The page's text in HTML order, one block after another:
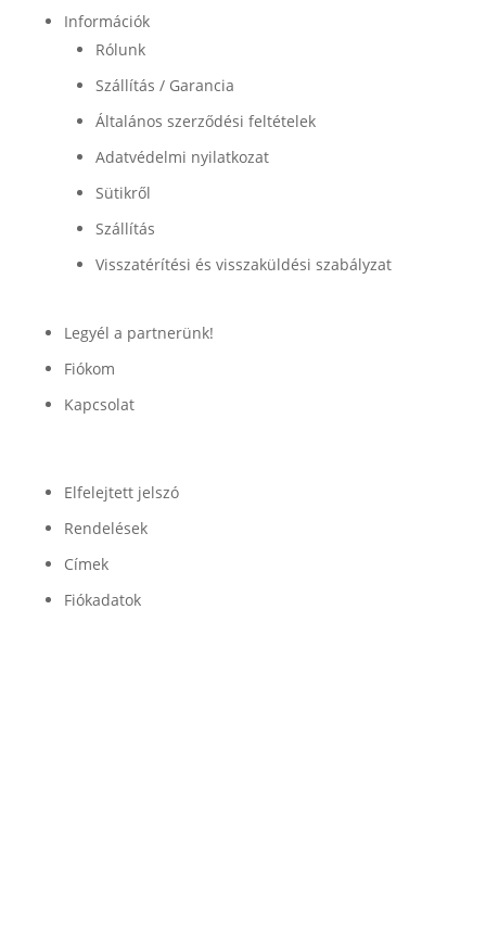
Információk
Rólunk
Szállítás / Garancia
Általános szerződési feltételek
Adatvédelmi nyilatkozat
Sütikről
Szállítás
Visszatérítési és visszaküldési szabályzat
Legyél a partnerünk!
Fiókom
Kapcsolat
Elfelejtett jelszó
Rendelések
Címek
Fiókadatok